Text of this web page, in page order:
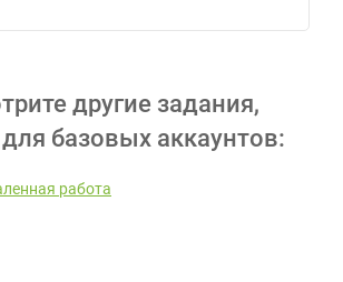
другие задания,
базовых аккаунтов:
работа